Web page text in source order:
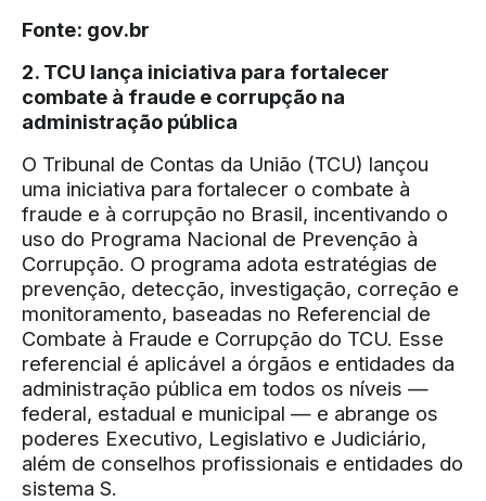
Fonte: gov.br
2. TCU lança iniciativa para fortalecer
combate à fraude e corrupção na
administração pública
O Tribunal de Contas da União (TCU) lançou
uma iniciativa para fortalecer o combate à
fraude e à corrupção no Brasil, incentivando o
uso do Programa Nacional de Prevenção à
Corrupção. O programa adota estratégias de
prevenção, detecção, investigação, correção e
monitoramento, baseadas no Referencial de
Combate à Fraude e Corrupção do TCU. Esse
referencial é aplicável a órgãos e entidades da
administração pública em todos os níveis —
federal, estadual e municipal — e abrange os
poderes Executivo, Legislativo e Judiciário,
além de conselhos profissionais e entidades do
sistema S.